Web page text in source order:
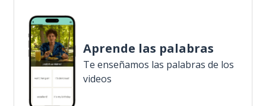
Aprende las palabras
Te enseñamos las palabras de los
videos